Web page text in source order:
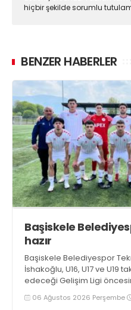
hiçbir şekilde sorumlu
BENZER HABERLER
Başiskele
hazır
Başiskele Belediyespor
İshakoğlu, U16, U17 ve U19
edeceği Gelişim Ligi
Genç oyuncuların
hedeflerinin sadece sonuç
06 Ağustos 2026 Perşembe